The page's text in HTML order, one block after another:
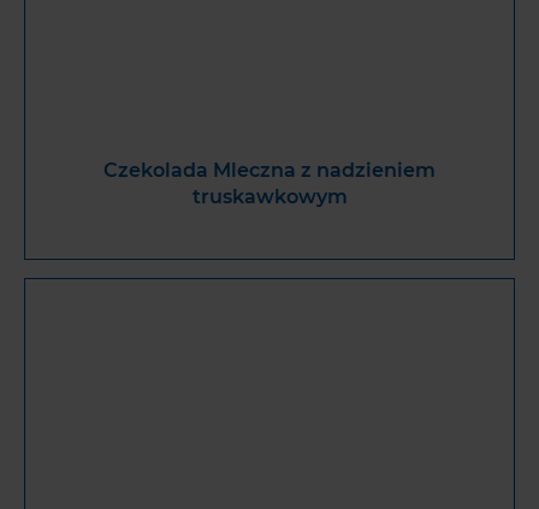
Czekolada Mleczna z nadzieniem
truskawkowym